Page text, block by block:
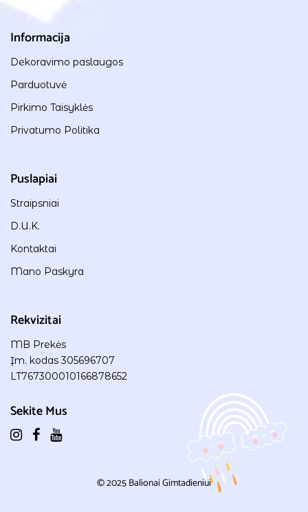
Informacija
Dekoravimo paslaugos
Parduotuvė
Pirkimo Taisyklės
Privatumo Politika
Puslapiai
Straipsniai
D.U.K.
Kontaktai
Mano Paskyra
Rekvizitai
MB Prekės
Įm. kodas 305696707
LT767300010166878652
Sekite Mus
© 2025Balionai Gimtadieniui